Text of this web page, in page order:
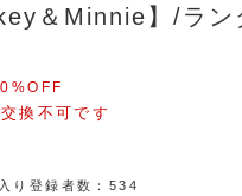
＆Minnie】/ラン
換不可です
り登録者数： 534